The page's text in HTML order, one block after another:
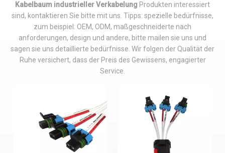
Kabelbaum industrieller Verkabelung Produkten interessiert
sind, kontaktieren Sie bitte mit uns. Tipps: spezielle bedürfnisse,
zum beispiel: OEM, ODM, maßgeschneiderte nach
anforderungen, design und andere, bitte mailen sie uns und
sagen sie uns detaillierte bedürfnisse. Wir folgen der Qualität der
Ruhe versichert, dass der Preis des Gewissens, engagierter
Service.